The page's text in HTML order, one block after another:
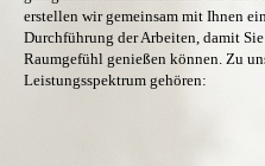
erstellen wir gemeinsam mit Ihnen
Durchführung der Arbeiten, damit
Raumgefühl genießen können. Zu
Leistungsspektrum gehören: